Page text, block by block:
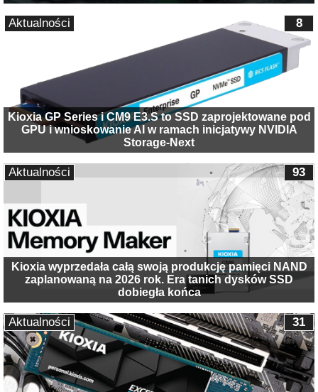
Kioxia GP Series i CM9 E3.S to SSD zaprojektowane pod
GPU i wnioskowanie AI w ramach inicjatywy NVIDIA
Storage-Next
8
Aktualności
Kioxia wyprzedała całą swoją produkcję pamięci NAND
zaplanowaną na 2026 rok. Era tanich dysków SSD
dobiegła końca
93
Aktualności
31
Aktualności